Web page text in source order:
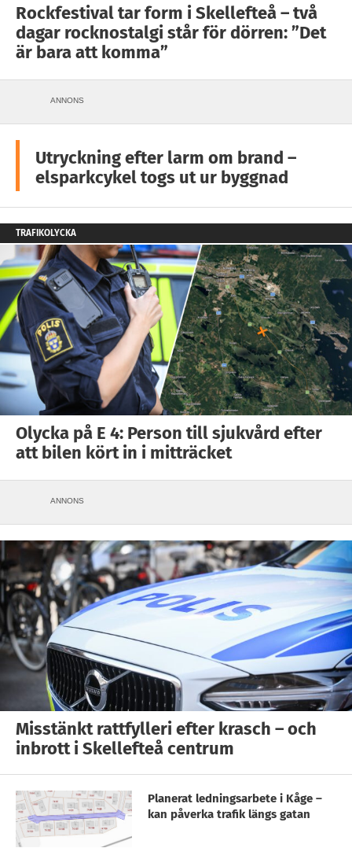
Rockfestival tar form i Skellefteå – två
dagar rocknostalgi står för dörren: ”Det
är bara att komma”
ANNONS
Utryckning efter larm om brand –
elsparkcykel togs ut ur byggnad
TRAFIKOLYCKA
Olycka på E 4: Person till sjukvård efter
att bilen kört in i mitträcket
ANNONS
Misstänkt rattfylleri efter krasch – och
inbrott i Skellefteå centrum
Planerat ledningsarbete i Kåge –
kan påverka trafik längs gatan